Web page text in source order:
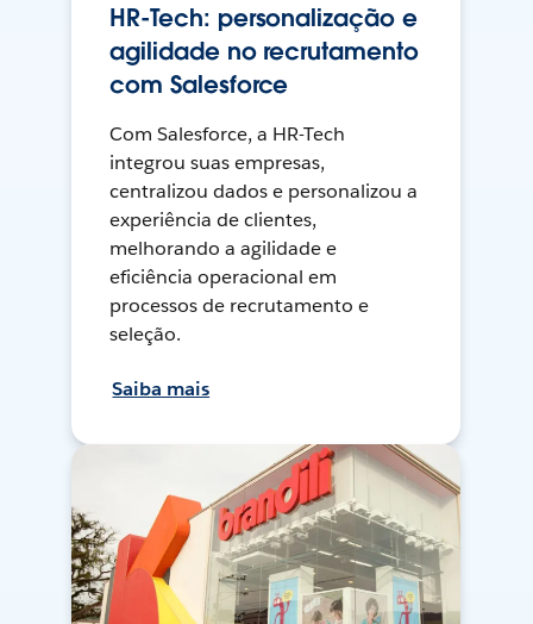
HR-Tech: personalização e
agilidade no recrutamento
com Salesforce
Com Salesforce, a HR-Tech
integrou suas empresas,
centralizou dados e personalizou a
experiência de clientes,
melhorando a agilidade e
eficiência operacional em
processos de recrutamento e
seleção.
Saiba mais